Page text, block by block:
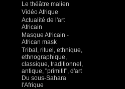
Le théâtre malien
Vidéo Afrique
Actualité de l'art
Africain
Masque Africain -
African mask
Tribal, rituel, ethnique,
ethnographique,
classique, traditionnel,
antique, "primitif", d'art
Du sous-Sahara
l'Afrique